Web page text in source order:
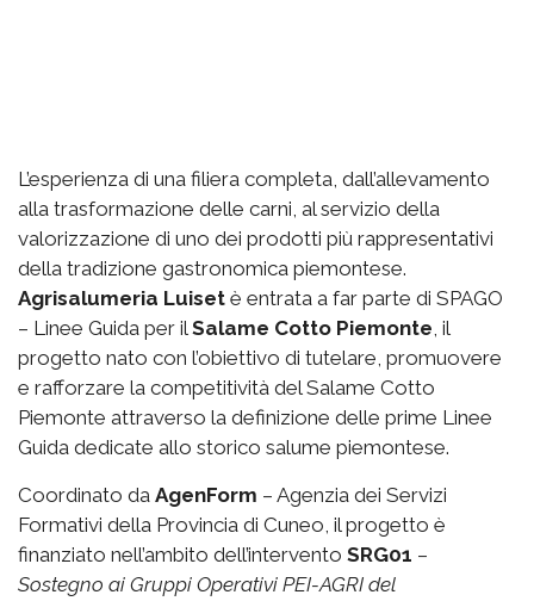
L’esperienza di una filiera completa, dall’allevamento
alla trasformazione delle carni, al servizio della
valorizzazione di uno dei prodotti più rappresentativi
della tradizione gastronomica piemontese.
Agrisalumeria Luiset è entrata a far parte di SPAGO
– Linee Guida per ilSalame Cotto Piemonte, il
progetto nato con l’obiettivo di tutelare, promuovere
e rafforzare la competitività del Salame Cotto
Piemonte attraverso la definizione delle prime Linee
Guida dedicate allo storico salume piemontese.
Coordinato da AgenForm – Agenzia dei Servizi
Formativi della Provincia di Cuneo, il progetto è
finanziato nell’ambito dell’intervento SRG01 –
Sostegno ai Gruppi Operativi PEI-AGRI del